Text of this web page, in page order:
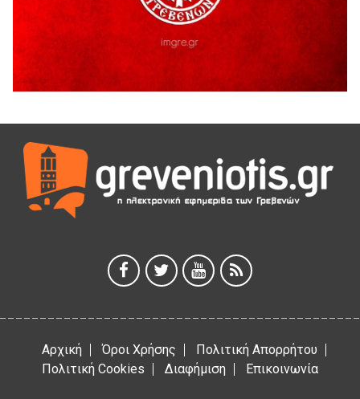
Ευχαριστήριο Εκπολιτιστικού Συλλόγου Ταξιάρχη προς κ.
Παρασχάκη Αθανάσιο
5 Αυγούστου 2026
Διακοπή υδροδότησης του Α΄ κλάδου ύδρευσης
5 Αυγούστου 2026
Θερινό Σινεμά στο πλαίσιο του «Πολιτιστικού
Καλοκαιριού 2026» με την βραβευμένη ταινία «Μικρές
Ανάσες».
5 Αυγούστου 2026
5 Αυγούστου 2026
Αρχική Όροι Χρήσης
Πολιτική Απορρήτου
Πολιτική Cookies
Διαφήμιση Επικοινωνία